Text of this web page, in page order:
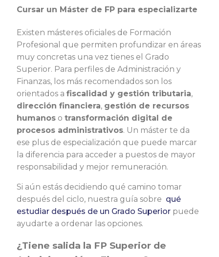
Cursar un Máster de FP para especializarte
Existen másteres oficiales de Formación
Profesional que permiten profundizar en áreas
muy concretas una vez tienes el Grado
Superior. Para perfiles de Administración y
Finanzas, los más recomendados son los
orientados a fiscalidad y gestión tributaria,
dirección financiera, gestión de recursos
humanos o transformación digital de
procesos administrativos. Un máster te da
ese plus de especialización que puede marcar
la diferencia para acceder a puestos de mayor
responsabilidad y mejor remuneración.
Si aún estás decidiendo qué camino tomar
después del ciclo, nuestra guía sobre qué
estudiar después de un Grado Superior puede
ayudarte a ordenar las opciones.
¿Tiene salida la FP Superior de